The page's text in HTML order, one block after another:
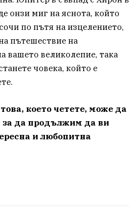
онзи миг на яснота, който
по пътя на изцелението,
пътешествие на
вашето великолепие, така
човека, който е
което четете, може да
за да продължим да ви
и любопитна